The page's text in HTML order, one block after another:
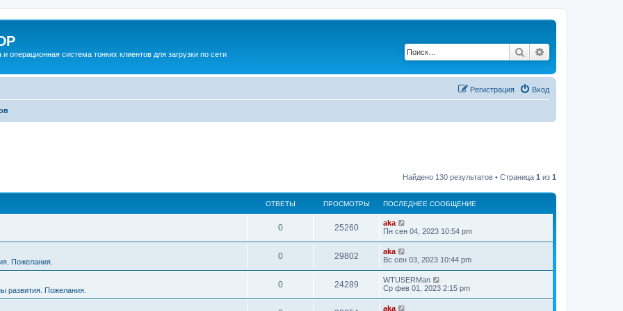
операционная система тонких клиентов для загрузки по сети Поиск
Вход
Регистрация
Найдено 130 результатов • Страница 1 из 1
ОТВЕТЫ ПРОСМОТРЫ ПОСЛЕДНЕЕ СООБЩЕНИЕ
0О
т
е
т
25260П
р
с
м
П
о
е
д
н
е
е
с
о
aka
Пн сен 04, 2023 10:54 pm
Пожелания.
0О
т
29802П
р
П
о
л
е
д
н
е
aka
Вс сен 03, 2023 10:44 pm
развития. Пожелания.
0О
т
24289П
р
П
о
WTUSERMan
Ср фев 01, 2023 2:15 pm
П
aka